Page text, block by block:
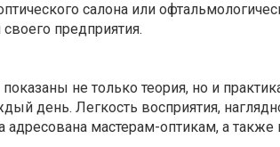
салона или
предприятия.
не только теория, но и
день. Легкость восприятия,
адресована мастерам-оптикам, а